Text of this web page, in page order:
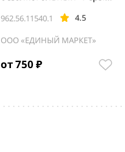
от 750 ₽
962.56.11540.1 4.5
ООО «ЕДИНЫЙ МАРКЕТ»